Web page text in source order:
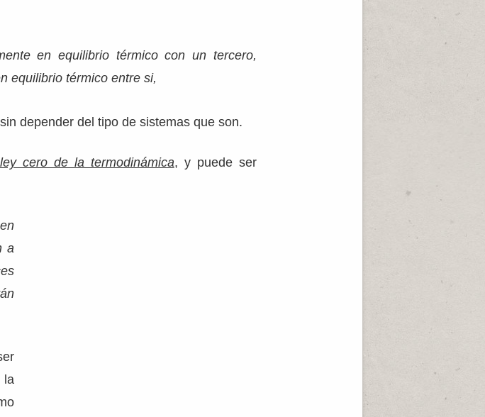
en equilibrio térmico con un tercero,
equilibrio térmico entre si,
depender del tipo de sistemas que son.
ley cero de la termodinámica, y puede ser
a